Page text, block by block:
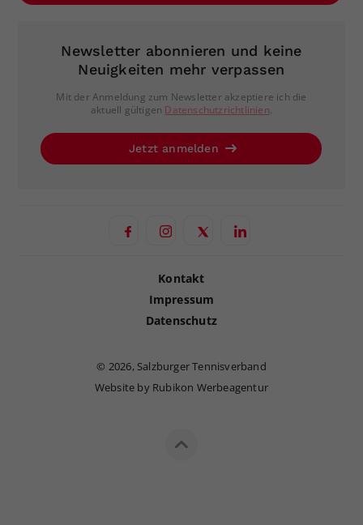
Newsletter abonnieren und keine
Neuigkeiten mehr verpassen
Mit der Anmeldung zum Newsletter akzeptiere ich die
aktuell gültigen Datenschutzrichtlinien.
Jetzt anmelden
Kontakt
Impressum
Datenschutz
© 2026, Salzburger Tennisverband
Website by Rubikon Werbeagentur